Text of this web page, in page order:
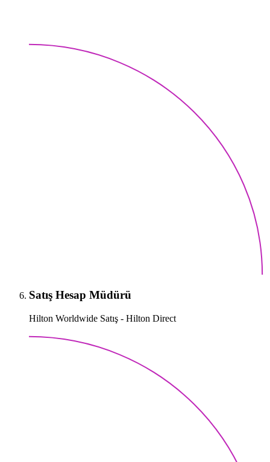
Satış Hesap Müdürü
Hilton Worldwide Satış - Hilton Direct